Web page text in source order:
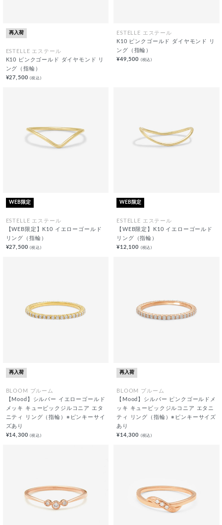
再入荷
ESTELLE エステール
K10 ピンクゴールド ダイヤモンド リ
ング（指輪）
¥27,500(税込)
ESTELLE エステール
K10 ピンクゴールド ダイヤモンド リ
ング（指輪）
¥49,500 (税込)
WEB限定
ESTELLE エステール
【WEB限定】K10 イエローゴールド
リング（指輪）
¥27,500(税込)
WEB限定
ESTELLE エステール
【WEB限定】K10 イエローゴールド
リング（指輪）
¥12,100 (税込)
再入荷
BLOOM ブルーム
【Mood】シルバー イエローゴールド
メッキ キュービックジルコニア エタ
ニティ リング（指輪）※ピンキーサイ
ズあり
¥14,300(税込)
再入荷
BLOOM ブルーム
【Mood】シルバー ピンクゴールドメ
ッキ キュービックジルコニア エタニ
ティ リング（指輪）※ピンキーサイズ
あり
¥14,300 (税込)